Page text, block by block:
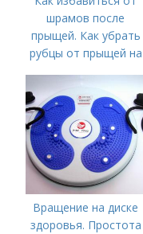
шрамов после
прыщей. Как убрать
рубцы от прыщей на
Вращение на диске
здоровья. Простота